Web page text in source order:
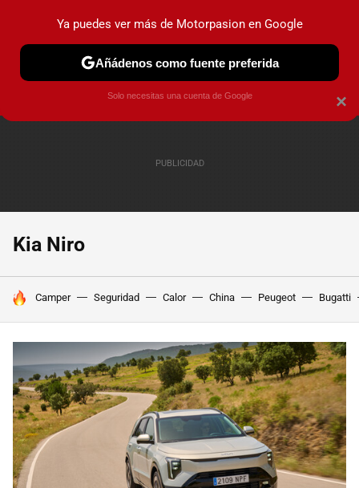
PRUEBAS COCHES ELÉCTRICOS OBSERVATORIO
Kia Niro
HOY SE HABLA DE
Camper Seguridad Calor China Peugeot Bugatti
×
Ya puedes ver más de Motorpasion en Google
Añádenos como fuente preferida
Solo necesitas una cuenta de Google